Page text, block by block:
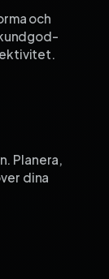
och
kund­god­
Planera,
dina